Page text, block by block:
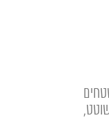
שטחים